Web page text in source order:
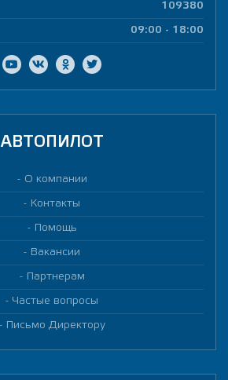
109380
09:00 - 18:00
АВТОПИЛОТ
О компании
Контакты
Помощь
Вакансии
Партнерам
Частые вопросы
Письмо Директору